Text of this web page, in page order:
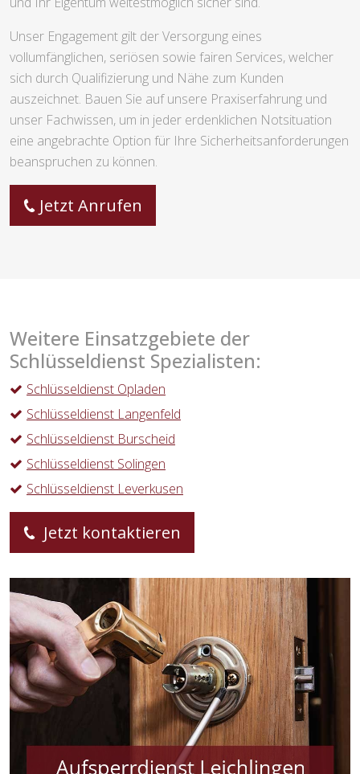
Unser Engagement gilt der Versorgung eines
vollumfänglichen, seriösen sowie fairen Services, welcher
sich durch Qualifizierung und Nähe zum Kunden
auszeichnet. Bauen Sie auf unsere Praxiserfahrung und
unser Fachwissen, um in jeder erdenklichen Notsituation
eine angebrachte Option für Ihre Sicherheitsanforderungen
beanspruchen zu können.
Jetzt Anrufen
Weitere Einsatzgebiete der
Schlüsseldienst Spezialisten:
Schlüsseldienst Opladen
Schlüsseldienst Langenfeld
Schlüsseldienst Burscheid
Schlüsseldienst Solingen
Schlüsseldienst Leverkusen
Jetzt kontaktieren